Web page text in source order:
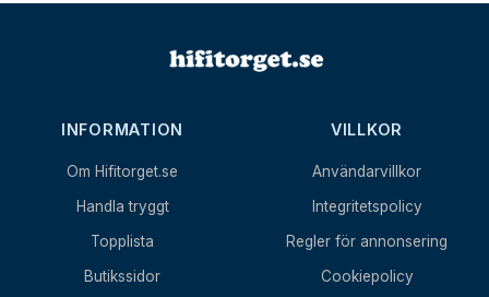
INFORMATION
Om Hifitorget.se
Handla tryggt
Topplista
Butikssidor
VILLKOR
Användarvillkor
Integritetspolicy
Regler för annonsering
Cookiepolicy